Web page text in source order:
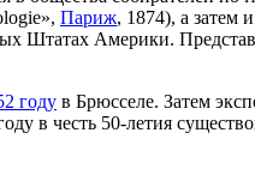
Париж, 1874), а затем
Штатах Америки.
году в Брюсселе. Затем
в честь 50-летия